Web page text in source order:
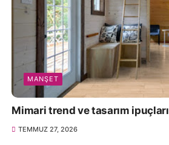
MANŞET
Mimari trend ve tasarım ipuçları
TEMMUZ 27, 2026